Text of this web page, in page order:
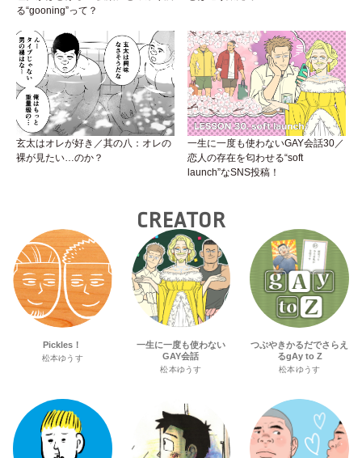
る“gooning”って？
玄太はオレが好き／其の八：オレの
裸が見たい…のか？
一生に一度も使わないGAY会話30／
恋人の存在を匂わせる“soft
launch”なSNS投稿！
CREATOR
Pickles！
松本ゆうす
一生に一度も使わない
GAY会話
松本ゆうす
つぶやきかるだでさらえ
るgAy to Z
松本ゆうす